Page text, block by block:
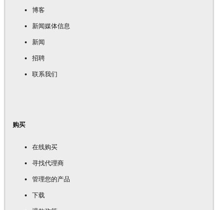
博客
新闻媒体信息
新闻
招聘
联系我们
购买
在线购买
寻找代理商
管理您的产品
下载